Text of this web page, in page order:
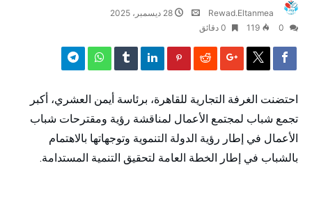
Rewad.Eltanmea
28 ديسمبر، 2025
119 0 ‫دقائق‬
احتضنت الغرفة التجارية للقاهرة، برئاسة أيمن العشري، أكبر
تجمع شباب لمجتمع الأعمال لمناقشة رؤية ومقترحات شباب
الأعمال في إطار رؤية الدولة التنموية وتوجهاتها بالاهتمام
بالشباب في إطار الخطة العامة لتحقيق التنمية المستدامة.